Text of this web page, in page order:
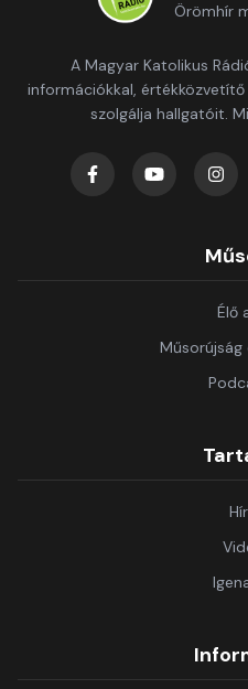
Örömhír
A Magyar Katolikus
információkkal,
szolgálja hallgatóit.
Élő
Műsorújság